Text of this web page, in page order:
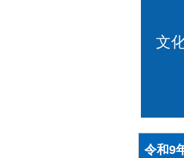
文
令和9